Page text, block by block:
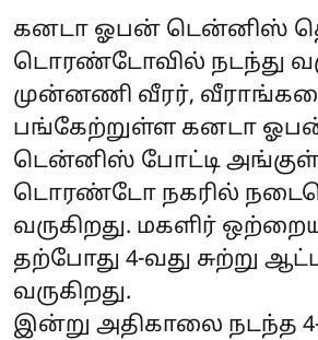
கனடா ஓபன் டென்னிஸ்
டொரண்டோவில் நடந்து
முன்னணி வீரர்,
பங்கேற்றுள்ள கனடா
டென்னிஸ் போட்டி
டொரண்டோ நகரில்
வருகிறது. மகளிர்
தற்போது 4-வது சுற்று
வருகிறது.
இன்று அதிகாலை நடந்த 4-